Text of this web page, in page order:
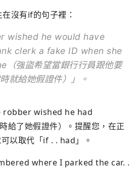
沒有if的句子裡：
wished he would have
clerk a fake ID when she
強盜希望當銀行行員跟他要
就給她假證件）」。
robber wished he had
給了她假證件）。提醒您，在正
以取代「if . . had」。
where I parked the car. .